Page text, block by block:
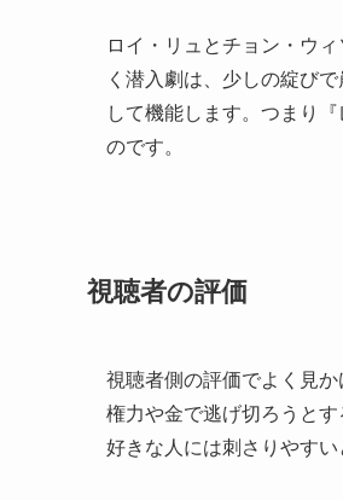
ロイ・リュとチョン・ウ
く潜入劇は、少しの綻び
して機能します。つまり
のです。
視聴者の評価
視聴者側の評価でよく見
権力や金で逃げ切ろうと
好きな人には刺さりやすい